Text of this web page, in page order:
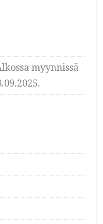
myynnissä